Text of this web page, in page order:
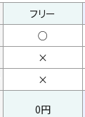
フリー
○
×
×
0円